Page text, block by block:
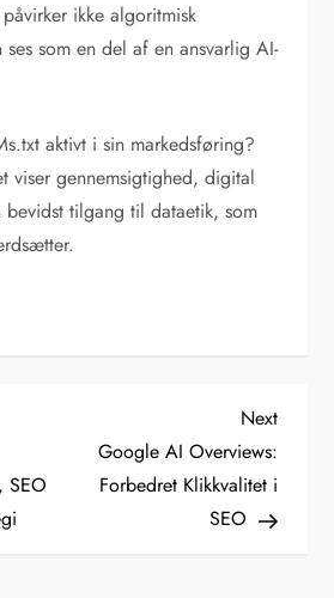
ikke algoritmisk
som en del af en ansvarlig AI-
aktivt i sin markedsføring?
gennemsigtighed, digital
tilgang til dataetik, som
SEO
Next
Post
Next
Google AI Overviews:
Forbedret Klikkvalitet i
SEO